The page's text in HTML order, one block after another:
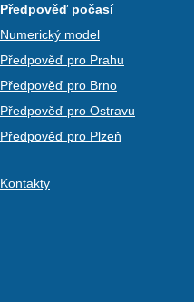
Předpověď počasí
Numerický model
Předpověď pro Prahu
Předpověď pro Brno
Předpověď pro Ostravu
Předpověď pro Plzeň
Kontakty